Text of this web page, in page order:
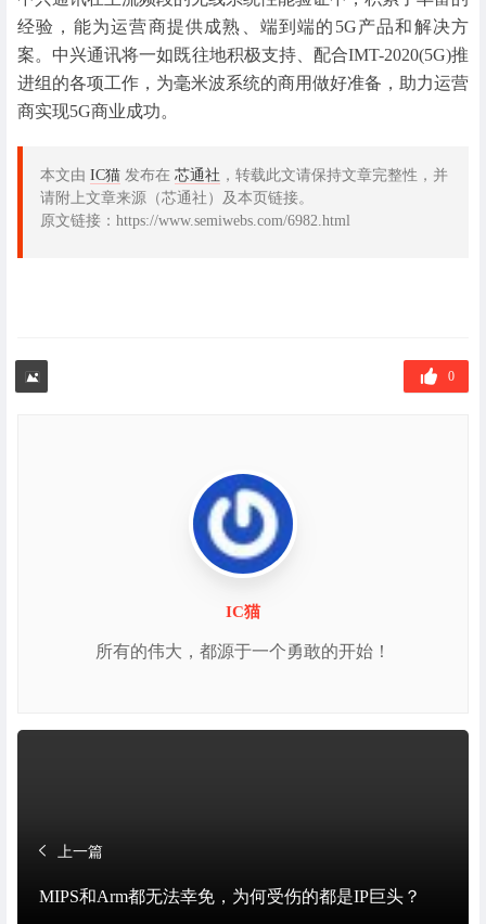
经验，能为运营商提供成熟、端到端的5G产品和解决方
案。中兴通讯将一如既往地积极支持、配合IMT-2020(5G)推
进组的各项工作，为毫米波系统的商用做好准备，助力运营
商实现5G商业成功。
本文由 IC猫 发布在 芯通社 ，转载此文请保持文章完整性，并
请附上文章来源（芯通社）及本页链接。
原文链接：https://www.semiwebs.com/6982.html
0
IC猫
所有的伟大，都源于一个勇敢的开始！
上一篇
MIPS和Arm都无法幸免，为何受伤的都是IP巨头？